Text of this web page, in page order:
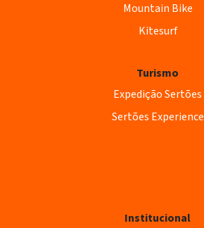
Mountain Bike
Kitesurf
Turismo
Expedição Sertões
Sertões Experience
Institucional